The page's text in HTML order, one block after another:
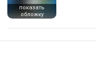
показать
обложку